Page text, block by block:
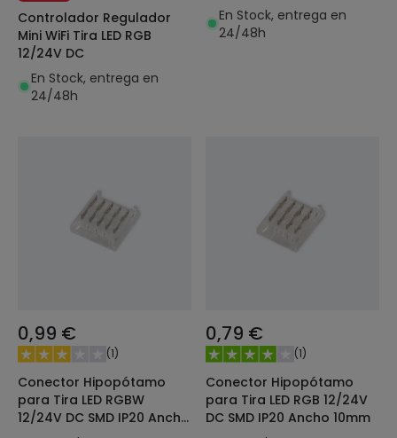
Controlador Regulador
Mini WiFi Tira LED RGB
12/24V DC
En Stock, entrega en
24/48h
En Stock, entrega en
24/48h
0,99 €
(1)
Conector Hipopótamo
para Tira LED RGBW
12/24V DC SMD IP20 Ancho
0,79 €
(1)
Conector Hipopótamo
para Tira LED RGB 12/24V
DC SMD IP20 Ancho 10mm